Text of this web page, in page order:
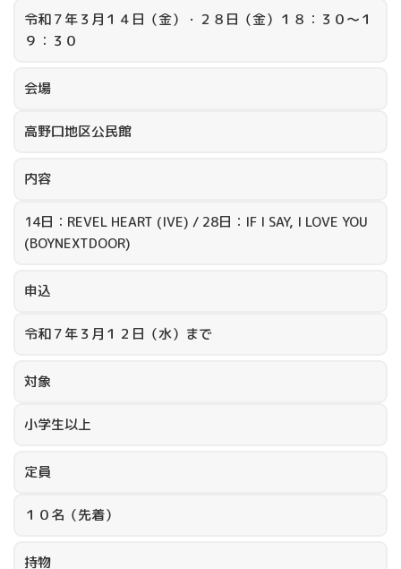
令和７年３月１４日（金）・２８日（金）１８：３０～１
９：３０
会場
高野口地区公民館
内容
14日：REVEL HEART (IVE) / 28日：IF I SAY, I LOVE YOU
(BOYNEXTDOOR)
申込
令和７年３月１２日（水）まで
対象
小学生以上
定員
１０名（先着）
持物